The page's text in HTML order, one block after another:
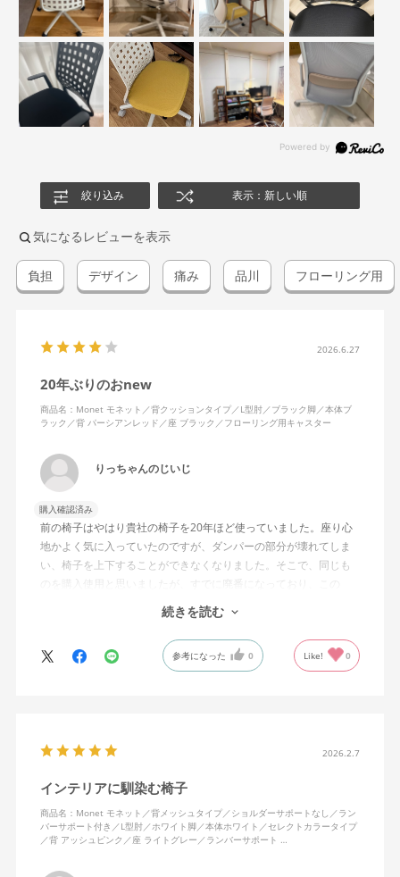
絞り込み 表示：新しい順
気になるレビューを表示
負担 デザイン 痛み 品川 フローリング用
2026.6.27
20年ぶりのおnew
商品名：Monet モネット／背クッションタイプ／L型肘／ブラック脚／本体ブ
ラック／背 パーシアンレッド／座 ブラック／フローリング用キャスター
りっちゃんのじいじ
購入確認済み
前の椅子はやはり貴社の椅子を20年ほど使っていました。座り心
地かよく気に入っていたのですが、ダンパーの部分が壊れてしま
い、椅子を上下することができなくなりました。そこで、同じも
のを購入使用と思いましたが、すでに廃番になっており、この
MonEtを購入しました。やや固めの椅子ですが、使っているうち
になじんでくるのではと思っています。フローリング床で使って
いますが、ややキャスターがよく動きすぎるのが難点でしょう
か。
続きを読む
参考になった 0 Like! 0
2026.2.7
インテリアに馴染む椅子
商品名：Monet モネット／背メッシュタイプ／ショルダーサポートなし／ラン
バーサポート付き／L型肘／ホワイト脚／本体ホワイト／セレクトカラータイプ
／背 アッシュピンク／座 ライトグレー／ランバーサポート …